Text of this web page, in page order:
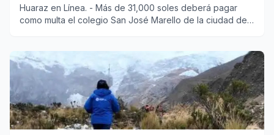
Huaraz en Línea. - Más de 31,000 soles deberá pagar
como multa el colegio San José Marello de la ciudad de